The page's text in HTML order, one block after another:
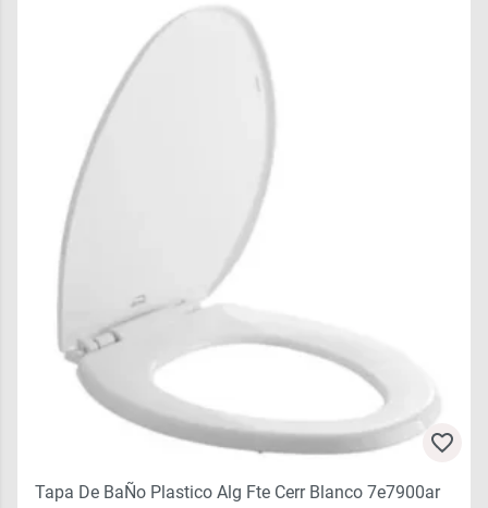
Tapa De BaÑo Plastico Alg Fte Cerr Blanco 7e7900ar